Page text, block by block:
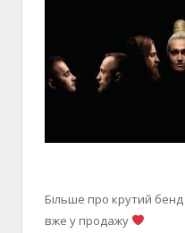
Більше про крутий
вже у продажу